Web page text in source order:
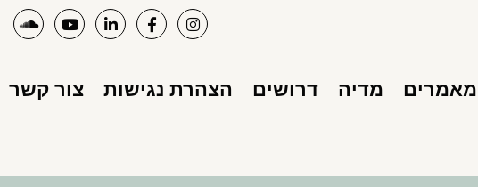
מאמרים מדיה דרושים הצהרת נגישות צור קשר